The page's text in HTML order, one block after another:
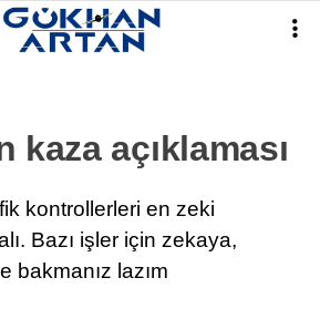
25
İSTANBUL
kaza açıklaması
kontrollerleri en zeki
Bazı işler için zekaya,
bakmanız lazım